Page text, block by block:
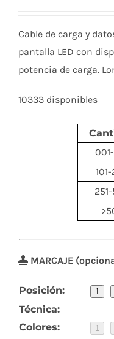
Cable de carga y
pantalla LED con
potencia de carga.
10333 disponibles
MARCAJE
Posición: 1
Técnica:
Colores:
1